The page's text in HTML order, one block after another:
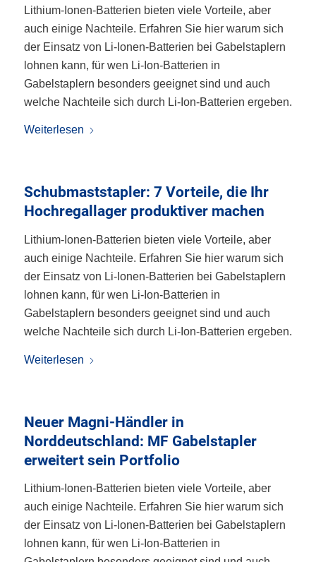
Lithium-Ionen-Batterien bieten viele Vorteile, aber
auch einige Nachteile. Erfahren Sie hier warum sich
der Einsatz von Li-Ionen-Batterien bei Gabelstaplern
lohnen kann, für wen Li-Ion-Batterien in
Gabelstaplern besonders geeignet sind und auch
welche Nachteile sich durch Li-Ion-Batterien ergeben.
Weiterlesen
Schubmaststapler: 7 Vorteile, die Ihr
Hochregallager produktiver machen
Lithium-Ionen-Batterien bieten viele Vorteile, aber
auch einige Nachteile. Erfahren Sie hier warum sich
der Einsatz von Li-Ionen-Batterien bei Gabelstaplern
lohnen kann, für wen Li-Ion-Batterien in
Gabelstaplern besonders geeignet sind und auch
welche Nachteile sich durch Li-Ion-Batterien ergeben.
Weiterlesen
Neuer Magni-Händler in
Norddeutschland: MF Gabelstapler
erweitert sein Portfolio
Lithium-Ionen-Batterien bieten viele Vorteile, aber
auch einige Nachteile. Erfahren Sie hier warum sich
der Einsatz von Li-Ionen-Batterien bei Gabelstaplern
lohnen kann, für wen Li-Ion-Batterien in